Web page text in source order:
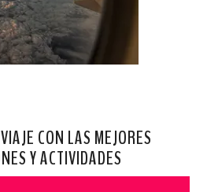
CON LAS MEJORES
Y ACTIVIDADES